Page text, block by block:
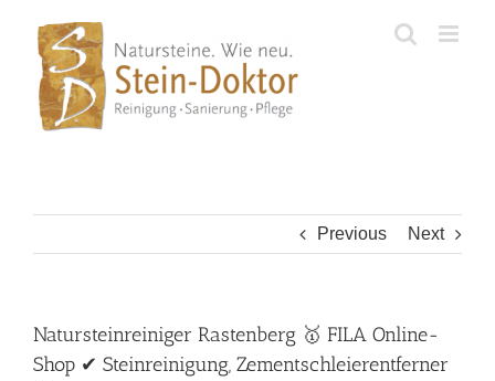
content
Previous Next
Natursteinreiniger Rastenberg 🥇 FILA Online-
Shop ✔ Steinreinigung, Zementschleierentferner